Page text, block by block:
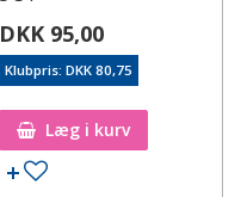
DKK 95,00
Klubpris: DKK 80,75
Læg i kurv